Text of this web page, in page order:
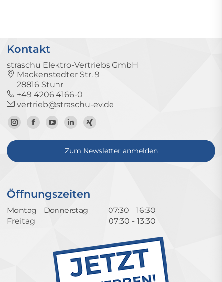
Kontakt
straschu Elektro-Vertriebs GmbH
Mackenstedter Str. 9
28816 Stuhr
+49 4206 4166-0
vertrieb@straschu-ev.de
Zum
Instagram-
Zur
Facebook-
Zum
YouTube-
Kanal
Zum
LinkedIn-
Profil
Zum
Xing-
Profil
Zum Newsletter anmelden
Öffnungszeiten
Montag – Donnerstag
07:30 - 16:30
Freitag
07:30 - 13:30